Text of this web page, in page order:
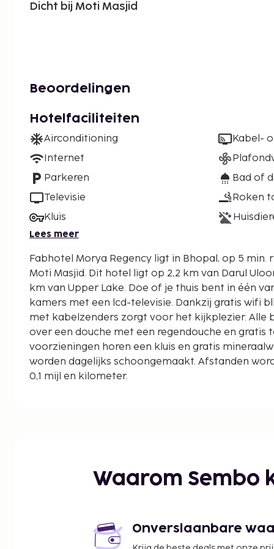
Dicht bij Moti Masjid
Beoordelingen
Hotelfaciliteiten
Airconditioning
Internet
Parkeren
Televisie
Kluis
Kabel-
Bad of
Roken
Lees meer
Fabhotel Morya Regency ligt in Bhopal, op 5 min.
Moti Masjid. Dit hotel ligt op 2,2 km van Darul Uloom Tajul Masajid en op 2,4
km van Upper Lake. Doe of je thuis bent in één
kamers met een lcd-televisie. Dankzij gratis wifi
met kabelzenders zorgt voor het kijkplezier. Alle
over een douche met een regendouche en gratis
voorzieningen horen een kluis en gratis
worden dagelijks schoongemaakt. Afstanden
0,1 mijl en kilometer.
Buddhist Monuments at Sanchi - 2,5 km
Upper Lake - 2,6 km
Bharat Bhavan - 3,3 km
State Museum of Madhya Pradesh - 4 km
Waarom Sembo
Onverslaanbare